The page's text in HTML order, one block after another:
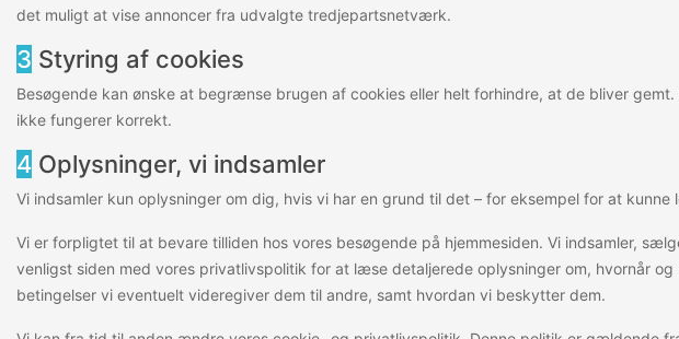
det muligt at vise annoncer fra udvalgte tredjepartsnetværk.
3 Styring af cookies
Besøgende kan ønske at begrænse brugen af cookies eller helt forhindre, at de bliver
ikke fungerer korrekt.
4 Oplysninger, vi indsamler
Vi indsamler kun oplysninger om dig, hvis vi har en grund til det – for eksempel for at
Vi er forpligtet til at bevare tilliden hos vores besøgende på hjemmesiden. Vi indsamler,
venligst siden med vores privatlivspolitik for at læse detaljerede oplysninger om, hvornår
betingelser vi eventuelt videregiver dem til andre, samt hvordan vi beskytter dem.